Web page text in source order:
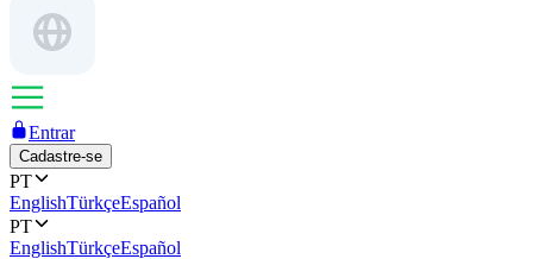
Entrar
Cadastre-se
PT
EnglishTürkçeEspañol
PT
EnglishTürkçeEspañol